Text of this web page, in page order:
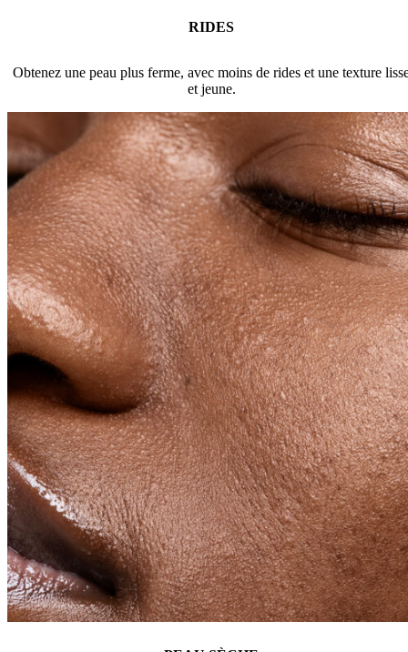
RIDES
Obtenez une peau plus ferme, avec moins de rides et une texture
et jeune.